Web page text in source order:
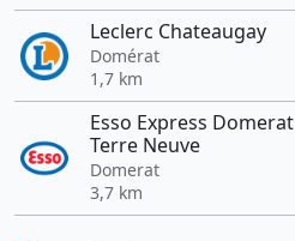
Leclerc Chateaugay
Domérat
1,7 km
Esso Express Domerat
Terre Neuve
Domerat
3,7 km